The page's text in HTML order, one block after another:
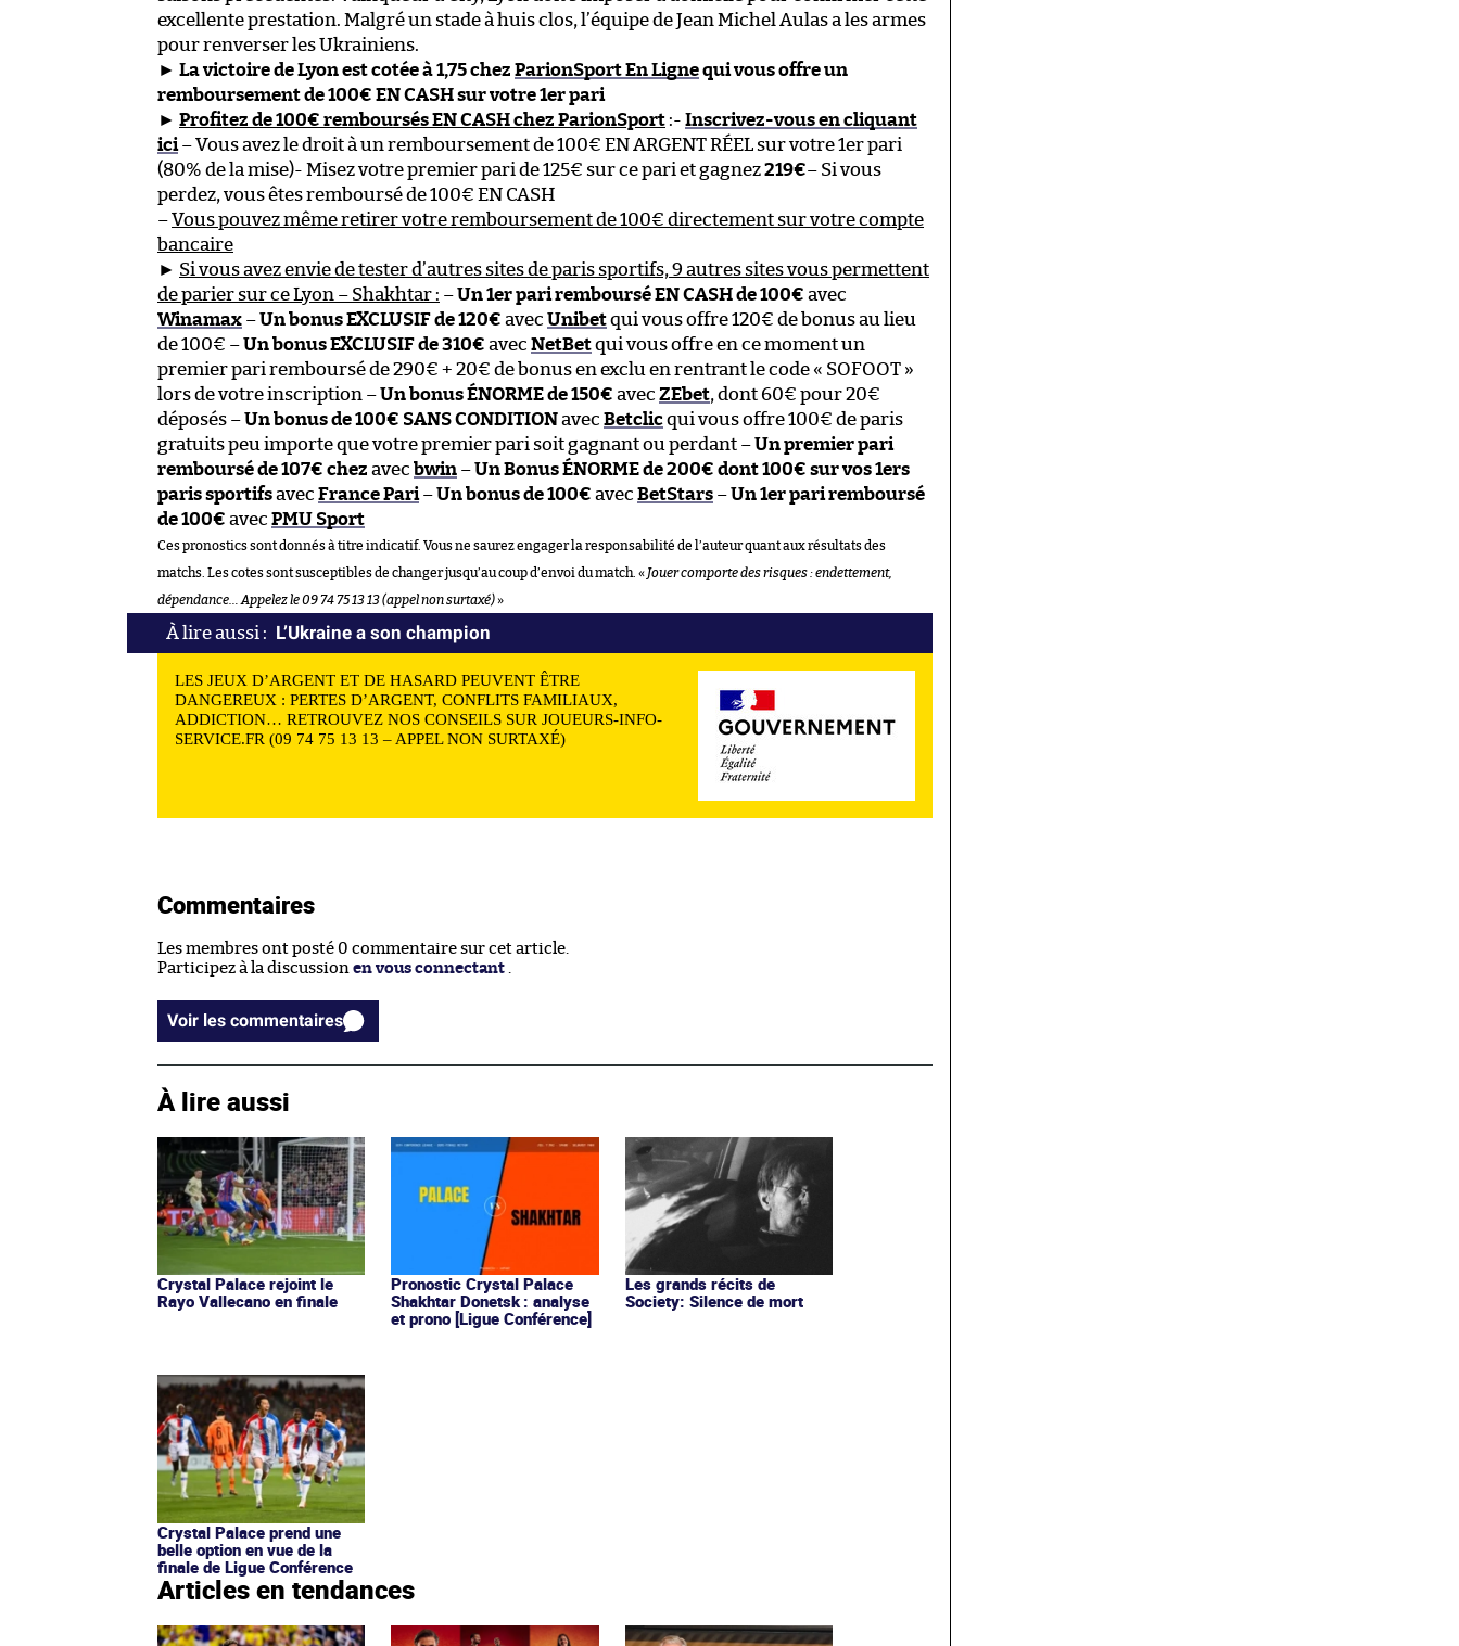
excellente prestation. Malgré un stade à huis clos, l’équipe de Jean Michel Aulas a les armes
pour renverser les Ukrainiens.
► La victoire de Lyon est cotée à 1,75 chez ParionSport En Lignequi vous offre un
remboursement de 100€ EN CASH sur votre 1er pari
► Profitez de 100€ remboursés EN CASH chez ParionSport :- Inscrivez-vous en cliquant
ici– Vous avez le droit à un remboursement de 100€ EN ARGENT RÉEL sur votre 1er pari
(80% de la mise)- Misez votre premier pari de 125€ sur ce pari et gagnez219€– Si vous
perdez, vous êtes remboursé de 100€ EN CASH
–Vous pouvez même retirer votre remboursement de 100€ directement sur votre compte
bancaire
► Si vous avez envie de tester d’autres sites de paris sportifs, 9 autres sites vous permettent
de parier sur ce Lyon – Shakhtar : –Un 1er pari remboursé EN CASH de 100€ avec
Winamax –Un bonus EXCLUSIF de 120€ avec Unibetqui vous offre 120€ de bonus au lieu
de 100€ –Un bonus EXCLUSIF de 310€ avec NetBetqui vous offre en ce moment un
premier pari remboursé de 290€ + 20€ de bonus en exclu en rentrant le code « SOFOOT »
lors de votre inscription –Un bonus ÉNORME de 150€ avec ZEbet, dont 60€ pour 20€
déposés –Un bonus de 100€ SANS CONDITIONavec Betclicqui vous offre 100€ de paris
gratuits peu importe que votre premier pari soit gagnant ou perdant –Un premier pari
remboursé de 107€ chez avec bwin –Un Bonus ÉNORME de 200€ dont 100€ sur vos 1ers
paris sportifsavec France Pari–Un bonus de 100€ avec BetStars –Un 1er pari remboursé
de 100€ avec PMU Sport
Ces pronostics sont donnés à titre indicatif. Vous ne saurez engager la responsabilité de l’auteur quant aux résultats des
matchs. Les cotes sont susceptibles de changer jusqu’au coup d’envoi du match. « Jouer comporte des risques : endettement,
dépendance… Appelez le 09 74 75 13 13 (appel non surtaxé)»
L’Ukraine a son champion
LES JEUX D’ARGENT ET DE HASARD PEUVENT ÊTRE
DANGEREUX : PERTES D’ARGENT, CONFLITS FAMILIAUX,
ADDICTION… RETROUVEZ NOS CONSEILS SUR JOUEURS-INFO-
SERVICE.FR (09 74 75 13 13 – APPEL NON SURTAXÉ)
Commentaires
Les membres ont posté 0 commentaire sur cet article.
Participez à la discussion en vous connectant .
Voir les commentaires
À lire aussi
Crystal Palace rejoint le
Rayo Vallecano en finale
Pronostic Crystal Palace
Shakhtar Donetsk : analyse
et prono [Ligue Conférence]
Les grands récits de
Society: Silence de mort
Crystal Palace prend une
belle option en vue de la
finale de Ligue Conférence
Articles en tendances